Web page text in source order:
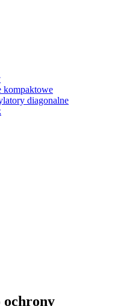
kompaktowe
diagonalne
ochrony